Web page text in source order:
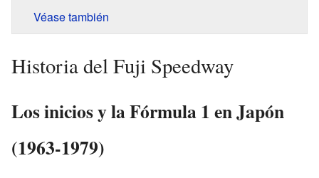
Véase también
Historia del Fuji Speedway
Los inicios y la Fórmula 1 en Japón
(1963-1979)